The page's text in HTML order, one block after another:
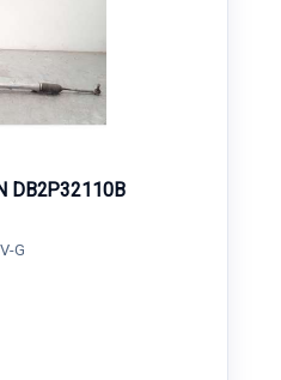
DB2P32110B
G